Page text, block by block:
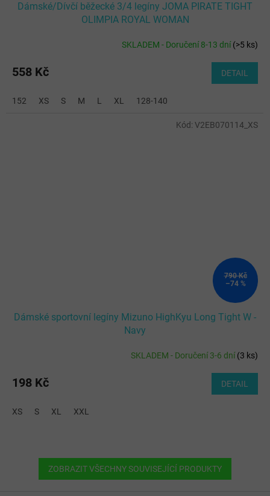
Dámské/Dívčí běžecké 3/4 legíny JOMA PIRATE TIGHT
OLIMPIA ROYAL WOMAN
SKLADEM - Doručení 8-13 dní(>5 ks)
558 Kč DETAIL
152 XS S M L XL 128-140
790 Kč
–74 %
Dámské sportovní legíny Mizuno HighKyu Long Tight W -
Navy
SKLADEM - Doručení 3-6 dní(3 ks)
198 Kč DETAIL
XS S XL XXL
Kód: V2EB070114_XS
ZOBRAZIT VŠECHNY SOUVISEJÍCÍ PRODUKTY